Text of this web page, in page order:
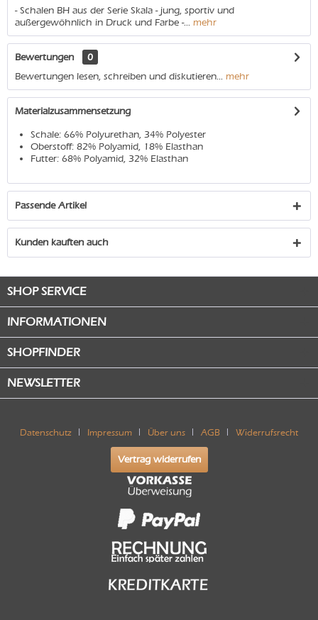
- Schalen BH aus der Serie Skala - jung, sportiv und
außergewöhnlich in Druck und Farbe -... mehr
Bewertungen
0
Bewertungen lesen, schreiben und diskutieren... mehr
Materialzusammensetzung
Schale: 66% Polyurethan, 34% Polyester
Oberstoff: 82% Polyamid, 18% Elasthan
Futter: 68% Polyamid, 32% Elasthan
Passende Artikel
Kunden kauften auch
SHOP SERVICE
INFORMATIONEN
SHOPFINDER
NEWSLETTER
Datenschutz Impressum Über uns AGB Widerrufsrecht
Vertrag widerrufen